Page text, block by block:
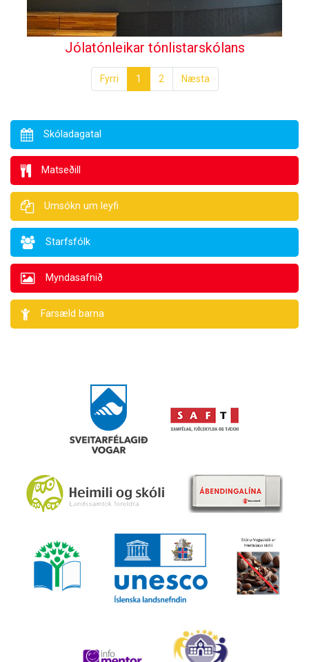
Jólatónleikar tónlistarskólans
Fyrri 1 2 Næsta
Skóladagatal
Matseðill
Umsókn um leyfi
Starfsfólk
Myndasafnið
Farsæld barna